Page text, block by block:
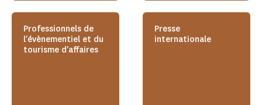
Professionnels de
l'évènementiel et du
tourisme d'affaires
Presse
internationale